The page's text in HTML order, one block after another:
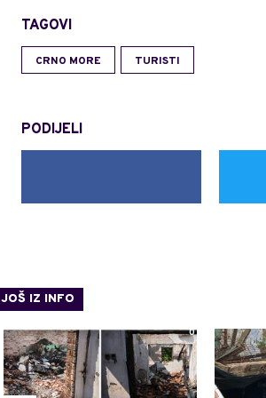
TAGOVI
CRNO MORE TURISTI
PODIJELI
JOŠ IZ INFO
0